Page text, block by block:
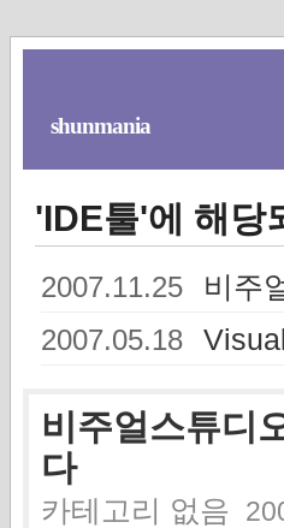
shunmania
'IDE툴'에 해당
2007.11.25 비주
2007.05.18
비주얼스튜디
다
카테고리 없음